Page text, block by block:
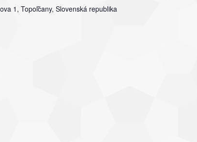
1, Topoľčany, Slovenská republika